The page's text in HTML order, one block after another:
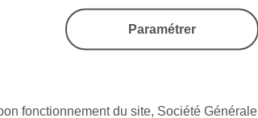
fonctionnement du site, Société Générale
Paramétrer